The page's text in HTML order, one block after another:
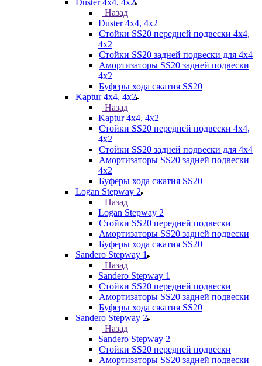
Duster 4х4, 4x2
Назад
Duster 4х4, 4x2
Стойки SS20 передней подвески 4х4,
4x2
Стойки SS20 задней подвески для 4х4
Амортизаторы SS20 задней подвески
4х2
Буферы хода сжатия SS20
Kaptur 4х4, 4х2
Назад
Kaptur 4х4, 4х2
Стойки SS20 передней подвески 4х4,
4x2
Стойки SS20 задней подвески для 4х4
Амортизаторы SS20 задней подвески
4х2
Буферы хода сжатия SS20
Logan Stepway 2
Назад
Logan Stepway 2
Стойки SS20 передней подвески
Амортизаторы SS20 задней подвески
Буферы хода сжатия SS20
Sandero Stepway 1
Назад
Sandero Stepway 1
Стойки SS20 передней подвески
Амортизаторы SS20 задней подвески
Буферы хода сжатия SS20
Sandero Stepway 2
Назад
Sandero Stepway 2
Стойки SS20 передней подвески
Амортизаторы SS20 задней подвески